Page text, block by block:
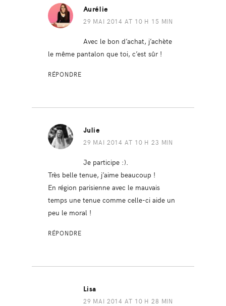
Aurélie
29 MAI 2014 AT 10 H 15 MIN
Avec le bon d’achat, j’achète
le même pantalon que toi, c’est sûr !
RÉPONDRE
Julie
29 MAI 2014 AT 10 H 23 MIN
Je participe :).
Très belle tenue, j’aime beaucoup !
En région parisienne avec le mauvais
temps une tenue comme celle-ci aide un
peu le moral !
RÉPONDRE
Lisa
29 MAI 2014 AT 10 H 28 MIN